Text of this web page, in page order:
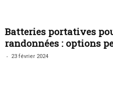
Batteries portatives
randonnées : options
- 23 février 2024